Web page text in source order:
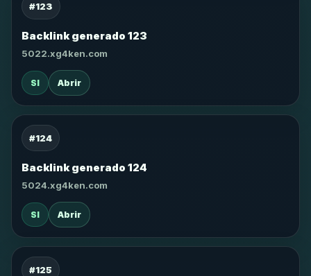
#123
Backlink generado 123
5022.xg4ken.com
SI Abrir
#124
Backlink generado 124
5024.xg4ken.com
SI Abrir
#125